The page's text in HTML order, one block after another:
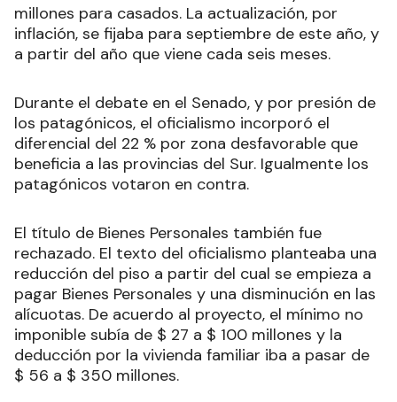
millones para casados. La actualización, por
inflación, se fijaba para septiembre de este año, y
a partir del año que viene cada seis meses.
Durante el debate en el Senado, y por presión de
los patagónicos, el oficialismo incorporó el
diferencial del 22 % por zona desfavorable que
beneficia a las provincias del Sur. Igualmente los
patagónicos votaron en contra.
El título de Bienes Personales también fue
rechazado. El texto del oficialismo planteaba una
reducción del piso a partir del cual se empieza a
pagar Bienes Personales y una disminución en las
alícuotas. De acuerdo al proyecto, el mínimo no
imponible subía de $ 27 a $ 100 millones y la
deducción por la vivienda familiar iba a pasar de
$ 56 a $ 350 millones.